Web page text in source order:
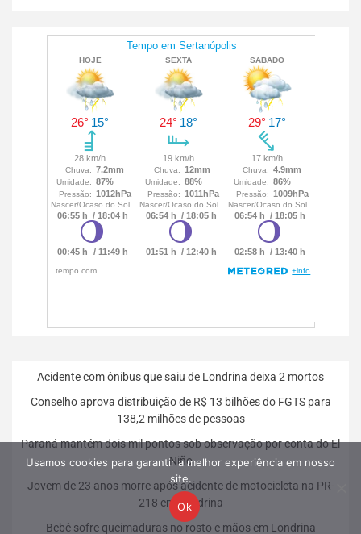
Acidente com ônibus que saiu de Londrina deixa 2 mortos
Conselho aprova distribuição de R$ 13 bilhões do FGTS para
138,2 milhões de pessoas
Paraná mantém dois mil pontos sob observação por conta do El
Niño
Jovem de 23 anos morre após acidente de motocicleta na PR-
218 em Londrina
Bebê sofre queimaduras no rosto e mãos em Londrina
Usamos cookies para garantir a melhor experiência em nosso
site.
Ok